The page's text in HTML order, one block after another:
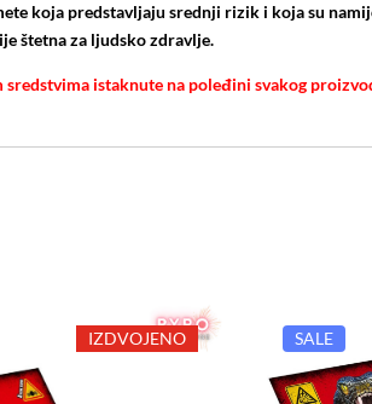
koja predstavljaju srednji rizik i koja su
štetna za ljudsko zdravlje.
istaknute na poleđini svakog
IZDVOJENO SALE